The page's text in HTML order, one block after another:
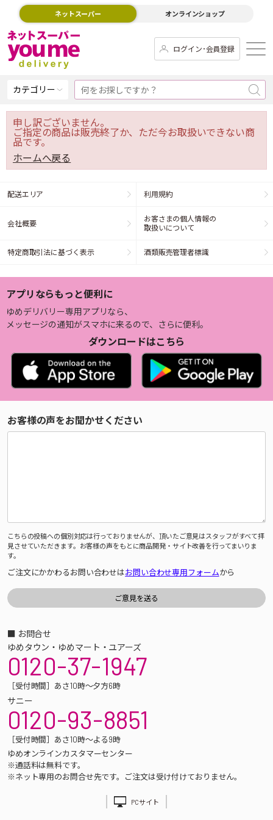
ネットスーパー オンラインショップ
ログイン･会員登録
カテゴリー
申し訳ございません。
ご指定の商品は販売終了か、ただ今お取扱いできない商
品です。
ホームへ戻る
配送エリア 利用規約
会社概要
お客さまの個人情報の
取扱いについて
特定商取引法に基づく表示 酒類販売管理者標識
アプリならもっと便利に
ゆめデリバリー専用アプリなら、
メッセージの通知がスマホに来るので、さらに便利。
ダウンロードはこちら
お客様の声をお聞かせください
こちらの投稿への個別対応は行っておりませんが、頂いたご意見はスタッフがすべて拝
見させていただきます。お客様の声をもとに商品開発・サイト改善を行ってまいりま
す。
ご注文にかかわるお問い合わせはお問い合わせ専用フォームから
■ お問合せ
ゆめタウン・ゆめマート・ユアーズ
0120-37-1947
［受付時間］あさ10時～夕方6時
サニー
0120-93-8851
［受付時間］あさ10時～よる9時
ゆめオンラインカスタマーセンター
※通話料は無料です。
※ネット専用のお問合せ先です。ご注文は受け付けておりません。
PCサイト